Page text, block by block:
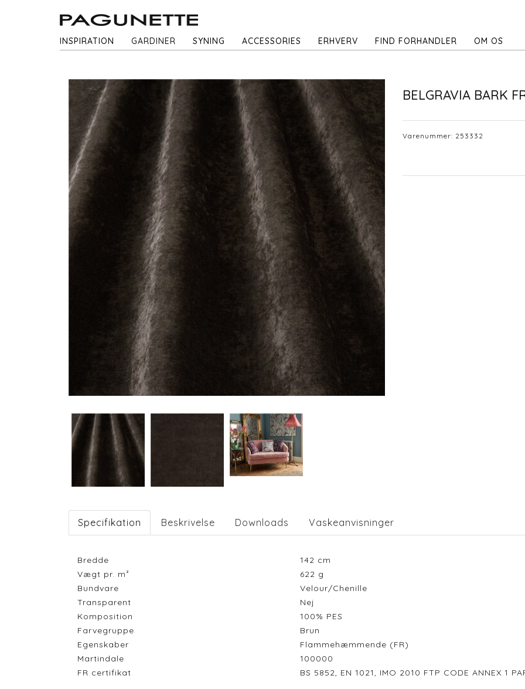
INSPIRATION GARDINER SYNING ACCESSORIES ERHVERV FIND FORHANDLER OM OS
BELGRAVIA BARK
Varenummer: 253332
Specifikation Beskrivelse Downloads Vaskeanvisninger
Bredde 142 cm
Vægt pr. m²
622 g
Bundvare
Velour/Chenille
Transparent
Nej
Komposition
100% PES
Farvegruppe
Brun
Egenskaber
Flammehæmmende (FR)
Martindale
100000
FR certifikat
BS 5852, EN 1021, IMO 2010 FTP CODE ANNEX 1